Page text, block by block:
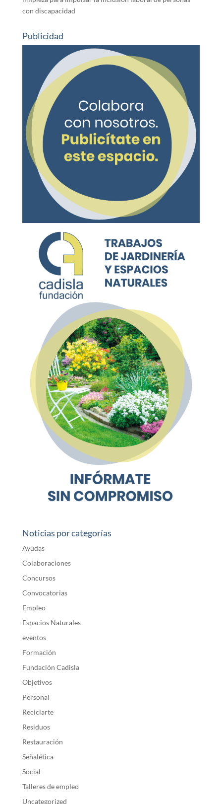
con discapacidad
Publicidad
Noticias por categorías
Ayudas
Colaboraciones
Concursos
Convocatorias
Empleo
Espacios Naturales
eventos
Formación
Fundación Cadisla
Objetivos
Personal
Reciclarte
Residuos
Restauración
Señalética
Social
Talleres de empleo
Uncategorized